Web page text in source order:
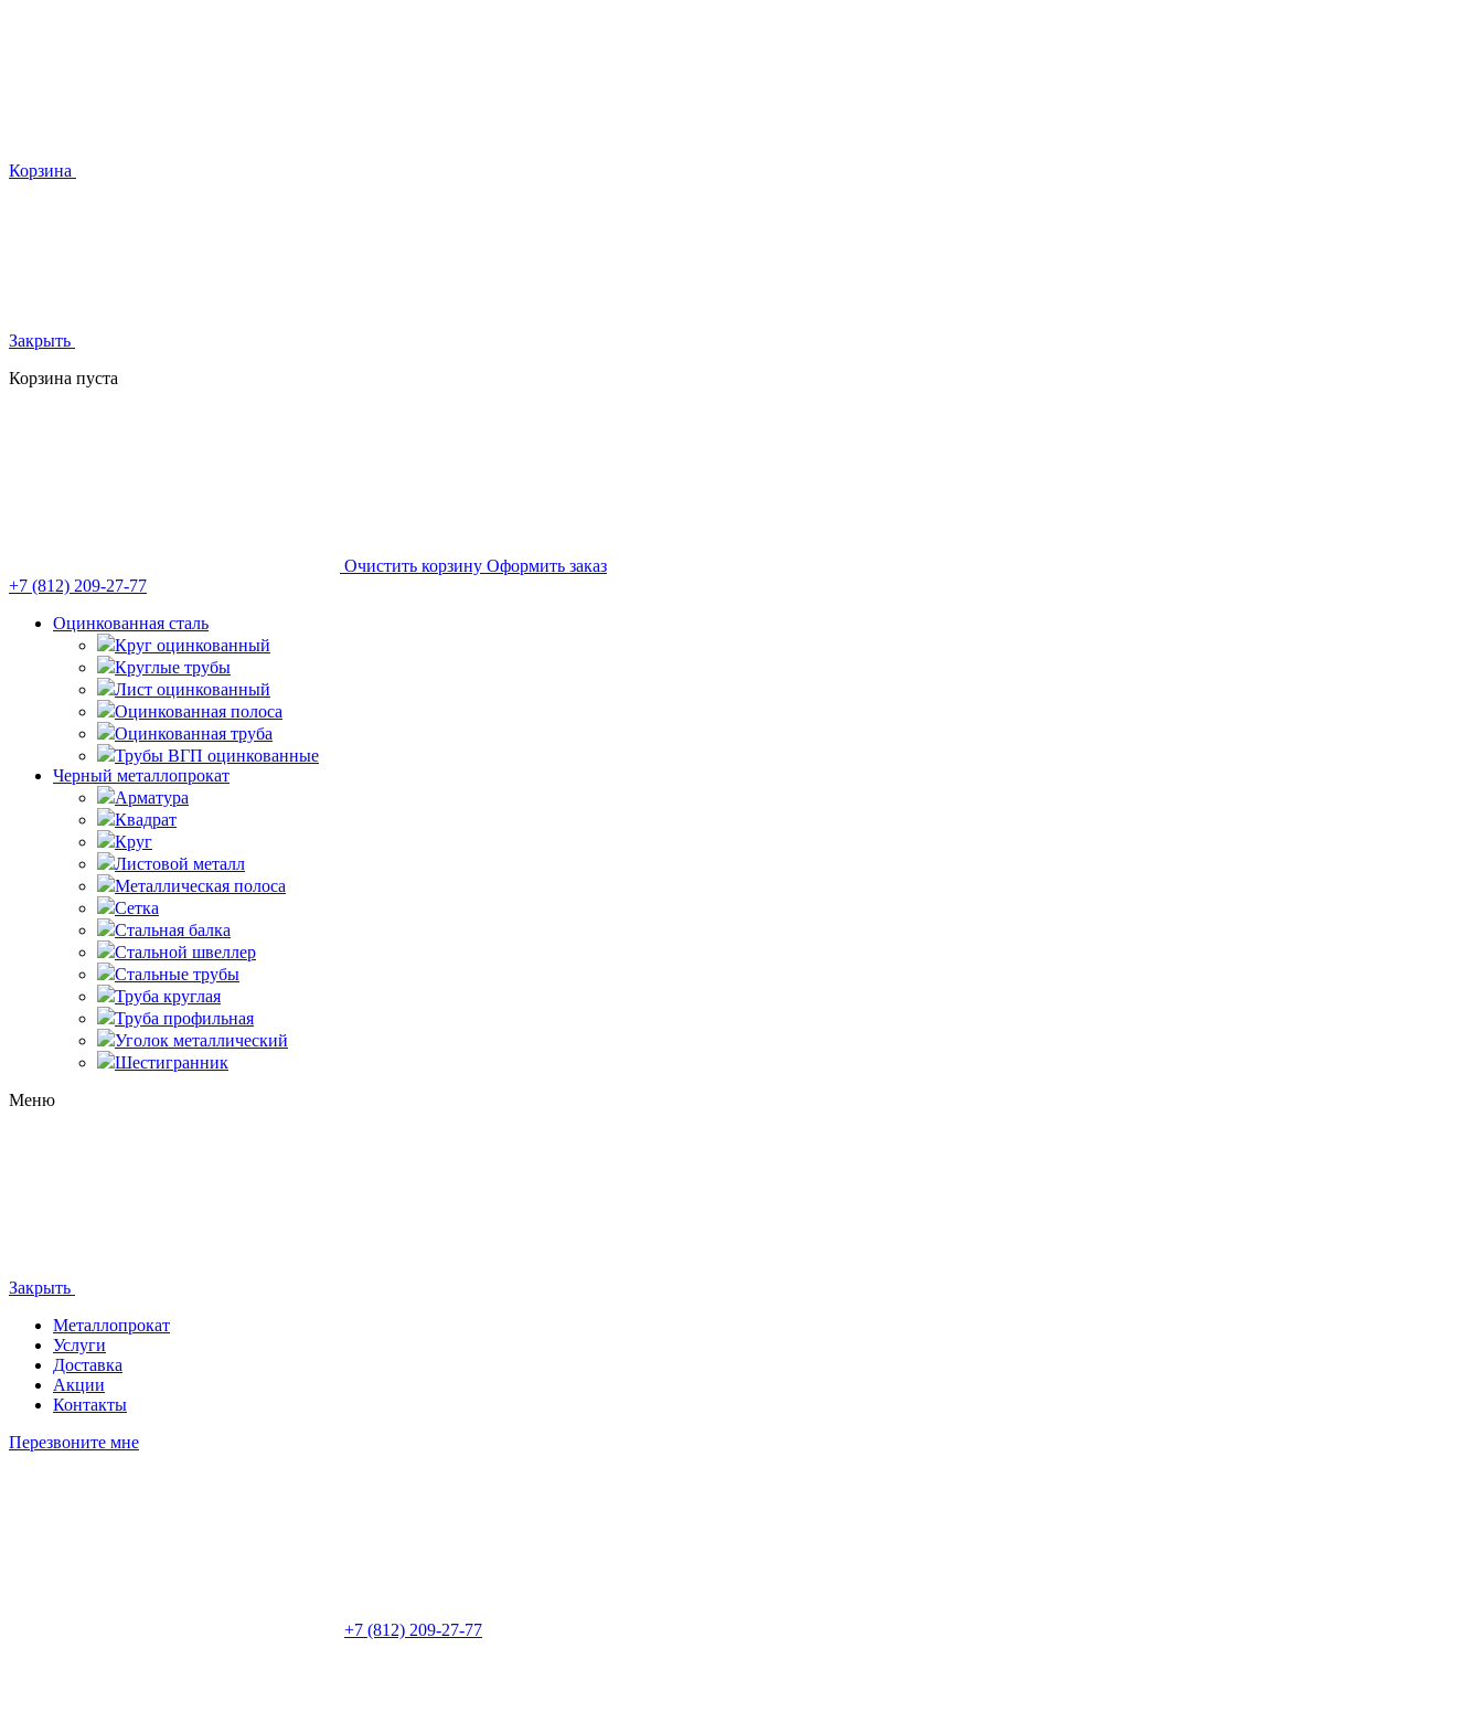
Корзина
Закрыть
Корзина пуста
Очистить корзину Оформить заказ
+7 (812) 209-27-77
Оцинкованная сталь
Круг оцинкованный
Круглые трубы
Лист оцинкованный
Оцинкованная полоса
Оцинкованная труба
Трубы ВГП оцинкованные
Черный металлопрокат
Арматура
Квадрат
Круг
Листовой металл
Металлическая полоса
Сетка
Стальная балка
Стальной швеллер
Стальные трубы
Труба круглая
Труба профильная
Уголок металлический
Шестигранник
Меню
Закрыть
Металлопрокат
Услуги
Доставка
Акции
Контакты
Перезвоните мне
+7 (812) 209-27-77